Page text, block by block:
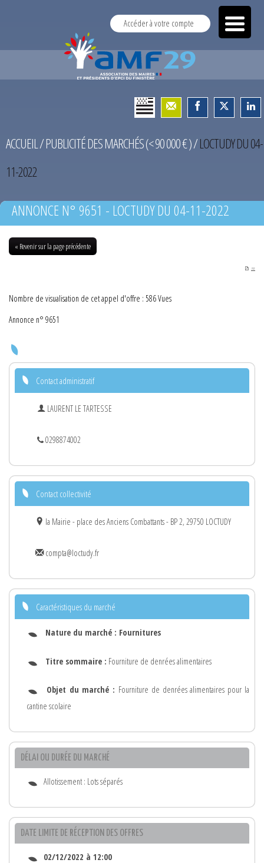
Accéder à votre compte
ACCUEIL/PUBLICITÉ DES MARCHÉS (< 90 000 € )/LOCTUDY DU 04-
11-2022
ANNONCE N° 9651 - LOCTUDY DU 04-11-2022
« Revenir sur la page précédente
PDF
Nombre de visualisation de cet appel d'offre : 586 Vues
Annonce n° 9651
Contact administratif
LAURENT LE TARTESSE
0298874002
Contact collectivité
la Mairie - place des Anciens Combattants - BP 2, 29750 LOCTUDY
compta@loctudy.fr
Caractéristiques du marché
Nature du marché : Fournitures
Titre sommaire : Fourniture de denrées alimentaires
Objet du marché : Fourniture de denrées alimentaires pour la
cantine scolaire
DÉLAI OU DURÉE DU MARCHÉ
Allotissement : Lots séparés
DATE LIMITE DE RÉCEPTION DES OFFRES
02/12/2022 à 12:00